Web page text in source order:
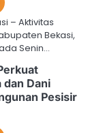
– Aktivitas
Bekasi,
Senin…
dan Dani
Pesisir